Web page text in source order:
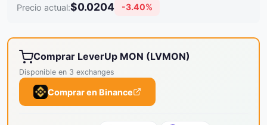
Precio actual:$0.0204 -3.40%
Comprar LeverUp MON (LVMON)
Disponible en 3 exchanges
Comprar en Binance